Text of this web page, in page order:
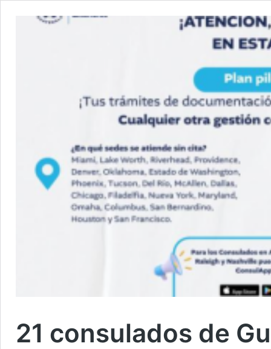
21 consulados de